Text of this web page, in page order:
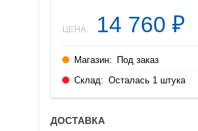
ЦЕНА: 14 760 ₽
Магазин:
Под заказ
Склад: Осталась 1 штука
ДОСТАВКА